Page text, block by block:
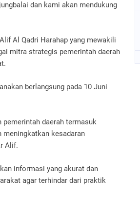
dan kami akan mendukung
Al Qadri Harahap yang mewakili
mitra strategis pemerintah daerah
berlangsung pada 10 Juni
pemerintah daerah termasuk
meningkatkan kesadaran
Alif.
informasi yang akurat dan
agar terhindar dari praktik